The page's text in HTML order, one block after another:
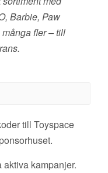
Barbie, Paw
fler – till
till Toyspace
kampanjer.